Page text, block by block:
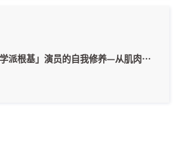
专家工作坊「俄罗斯戏剧学派根基」演员的自我修养—从肌肉放松到想象与交流